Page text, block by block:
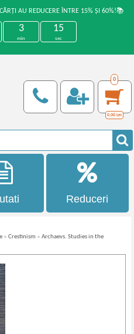
AU REDUCERE ÎNTRE 15% ȘI 60%!📚
3
min
14
sec
0
0,00 Lei
Reduceri
»Crestinism »Archaevs. Studies in the